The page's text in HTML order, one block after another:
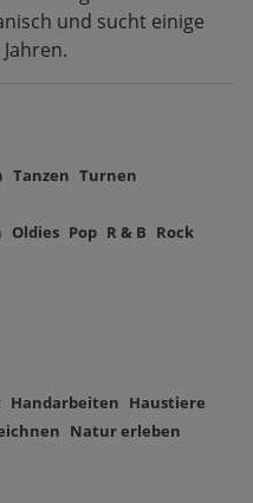
und sucht einige
Tanzen Turnen
Oldies Pop R & B Rock
Handarbeiten Haustiere
Natur erleben